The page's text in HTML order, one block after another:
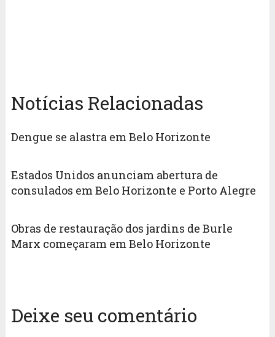
Notícias Relacionadas
Dengue se alastra em Belo Horizonte
Estados Unidos anunciam abertura de
consulados em Belo Horizonte e Porto Alegre
Obras de restauração dos jardins de Burle
Marx começaram em Belo Horizonte
Deixe seu comentário